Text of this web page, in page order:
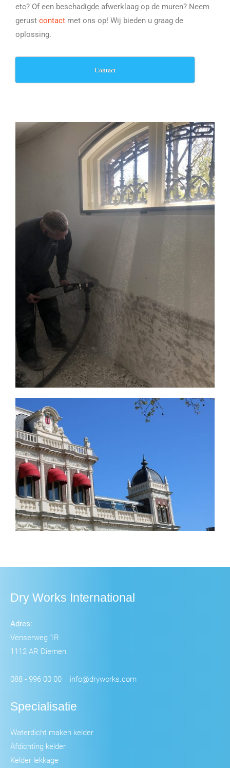
etc? Of een beschadigde afwerklaag op de muren? Neem
gerust contact met ons op! Wij bieden u graag de
oplossing.
Contact
Dry Works International
Adres:
Venserweg 1R
1112 AR Diemen
088 - 996 00 00 info@dryworks.com
Specialisatie
Waterdicht maken kelder
Afdichting kelder
Kelder lekkage